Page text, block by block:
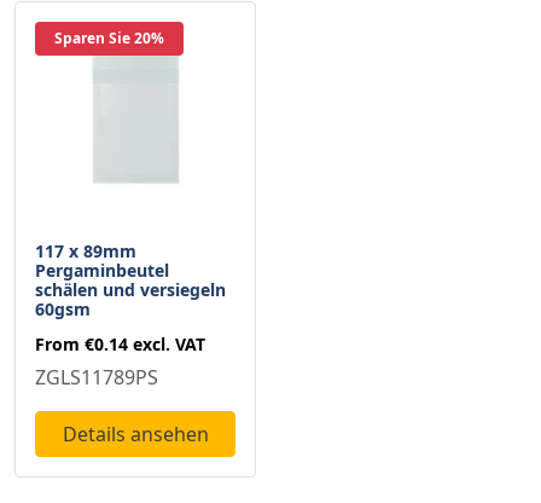
Sparen Sie 20%
117 x 89mm
Pergaminbeutel
schälen und versiegeln
60gsm
From €0.14 excl. VAT
ZGLS11789PS
Details ansehen